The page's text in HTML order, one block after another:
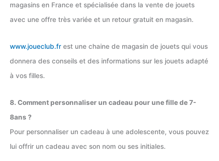
magasins en France et spécialisée dans la vente de jouets
avec une offre très variée et un retour gratuit en magasin.
www.joueclub.fr est une chaine de magasin de jouets qui vous
donnera des conseils et des informations sur les jouets adapté
à vos filles.
8. Comment personnaliser un cadeau pour une fille de 7-
8ans ?
Pour personnaliser un cadeau à une adolescente, vous pouvez
lui offrir un cadeau avec son nom ou ses initiales.